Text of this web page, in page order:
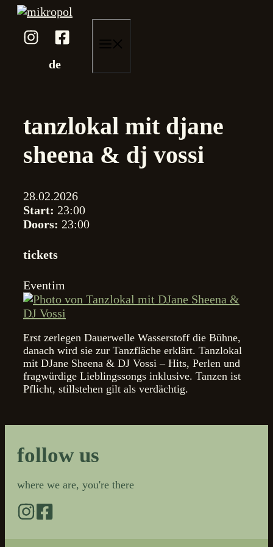
Skip
content
de
tanzlokal mit djane
sheena & dj vossi
28.02.2026
Start: 23:00
Doors: 23:00
tickets
Eventim
Erst zerlegen Dauerwelle Wasserstoff die Bühne,
danach wird sie zur Tanzfläche erklärt. Tanzlokal
mit DJane Sheena & DJ Vossi – Hits, Perlen und
fragwürdige Lieblingssongs inklusive. Tanzen ist
Pflicht, stillstehen gilt als verdächtig.
follow us
where we are, you're there